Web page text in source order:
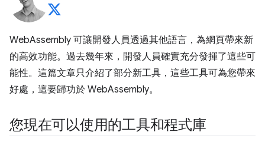
WebAssembly 可讓開發人員透過其他語言，為網頁帶來新
的高效功能。過去幾年來，開發人員確實充分發揮了這些可
能性。這篇文章只介紹了部分新工具，這些工具可為您帶來
好處，這要歸功於 WebAssembly。
您現在可以使用的工具和程式庫